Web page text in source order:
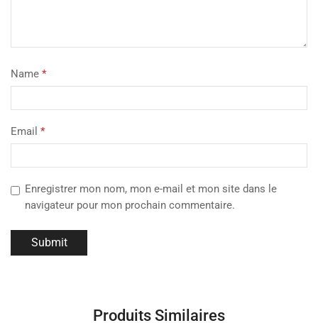
Name *
Email *
Enregistrer mon nom, mon e-mail et mon site dans le
navigateur pour mon prochain commentaire.
Produits Similaires